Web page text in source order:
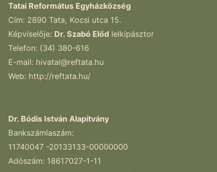
Tatai Református Egyházközség
Cím: 2890 Tata, Kocsi utca 15.
Képviselője: Dr. Szabó Előd lelkipásztor
Telefon: (34) 380-616
E-mail: hivatal@reftata.hu
Web: http://reftata.hu/
Dr. Bódis István Alapítvány
Bankszámlaszám:
11740047 -20133133-00000000
Adószám: 18617027-1-11